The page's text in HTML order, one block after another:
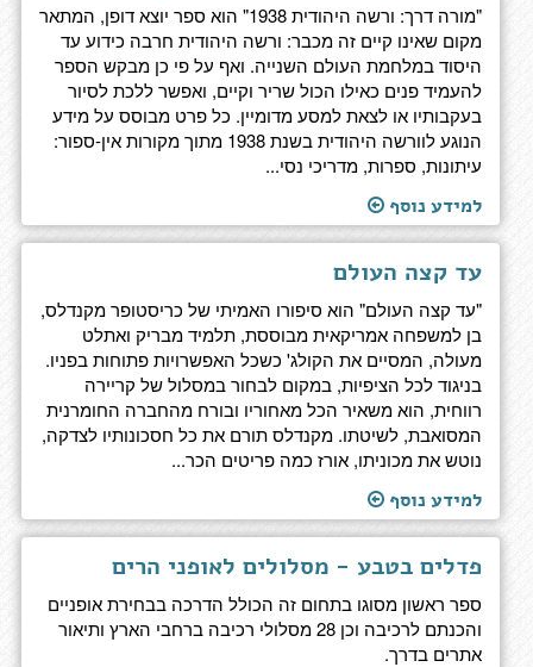
"מורה דרך: ורשה היהודית 1938" הוא ספר יוצא דופן, המתאר
מקום שאינו קיים זה מכבר: ורשה היהודית חרבה כידוע עד
היסוד במלחמת העולם השנייה. ואף על פי כן מבקש הספר
להעמיד פנים כאילו הכול שריר וקיים, ואפשר ללכת לסיור
בעקבותיו או לצאת למסע מדומיין. כל פרט מבוסס על מידע
הנוגע לוורשה היהודית בשנת 1938 מתוך מקורות אין-ספור:
עיתונות, ספרות, מדריכי נסי...
למידע נוסף
עד קצה העולם
"עד קצה העולם" הוא סיפורו האמיתי של כריסטופר מקנדלס,
בן למשפחה אמריקאית מבוססת, תלמיד מבריק ואתלט
מעולה, המסיים את הקולג' כשכל האפשרויות פתוחות בפניו.
בניגוד לכל הציפיות, במקום לבחור במסלול של קריירה
רווחית, הוא משאיר הכל מאחוריו ובורח מהחברה החומרנית
המסואבת, לשיטתו. מקנדלס תורם את כל חסכונותיו לצדקה,
נוטש את מכוניתו, אורז כמה פריטים הכר...
למידע נוסף
פדלים בטבע - מסלולים לאופני הרים
ספר ראשון מסוגו בתחום זה הכולל הדרכה בבחירת אופניים
והכנתם לרכיבה וכן 28 מסלולי רכיבה ברחבי הארץ ותיאור
אתרים בדרך.